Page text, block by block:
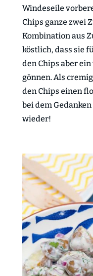
Windeseile
Chips ganze zwei
Kombination aus
köstlich, dass sie
den Chips aber
gönnen. Als
den Chips einen
bei dem
wieder!